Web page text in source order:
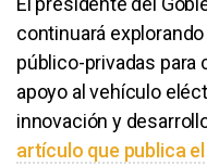
continuará
público-privadas
apoyo al vehículo
innovación y
artículo que publica el